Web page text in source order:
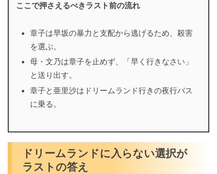
ここで押さえるべきラスト前の流れ
章子は早坂の暴力と支配から逃げるため、殺害
を選ぶ。
母・文乃は章子を止めず、「早く行きなさい」
と送り出す。
章子と亜里沙はドリームランド行きの夜行バス
に乗る。
ドリームランドに入らない選択が
ラストの答え